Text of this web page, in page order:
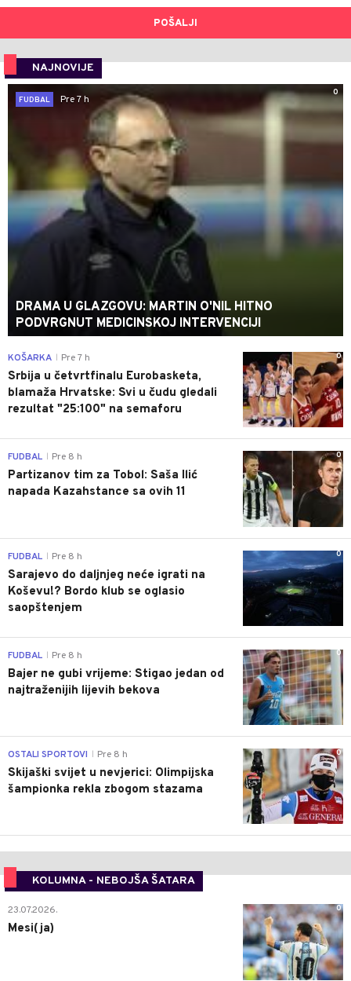
POŠALJI
NAJNOVIJE
0
FUDBAL
Pre 7 h
DRAMA U GLAZGOVU: MARTIN O'NIL HITNO
PODVRGNUT MEDICINSKOJ INTERVENCIJI
0
KOŠARKA Pre 7 h
Srbija u četvrtfinalu Eurobasketa,
blamaža Hrvatske: Svi u čudu gledali
rezultat "25:100" na semaforu
0
FUDBAL Pre 8 h
Partizanov tim za Tobol: Saša Ilić
napada Kazahstance sa ovih 11
0
FUDBAL Pre 8 h
Sarajevo do daljnjeg neće igrati na
Koševu!? Bordo klub se oglasio
saopštenjem
0
FUDBAL Pre 8 h
Bajer ne gubi vrijeme: Stigao jedan od
najtraženijih lijevih bekova
0
OSTALI SPORTOVI Pre 8 h
Skijaški svijet u nevjerici: Olimpijska
šampionka rekla zbogom stazama
KOLUMNA - NEBOJŠA ŠATARA
0
23.07.2026.
Mesi(ja)